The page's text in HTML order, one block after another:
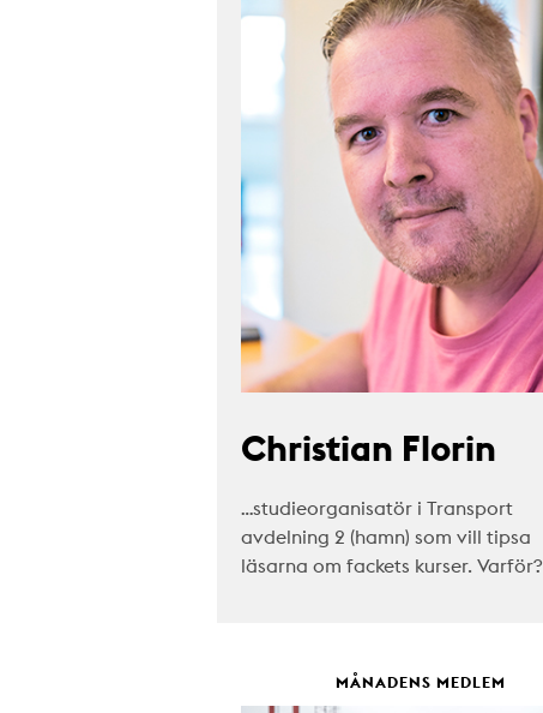
Christian Florin
…studieorganisatör i Transport
avdelning 2 (hamn) som vill tipsa
läsarna om fackets kurser. Varför?
MÅNADENS MEDLEM